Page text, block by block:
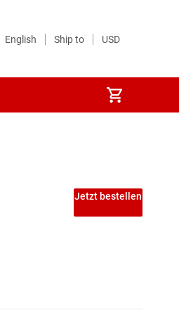
Jetzt bestellen